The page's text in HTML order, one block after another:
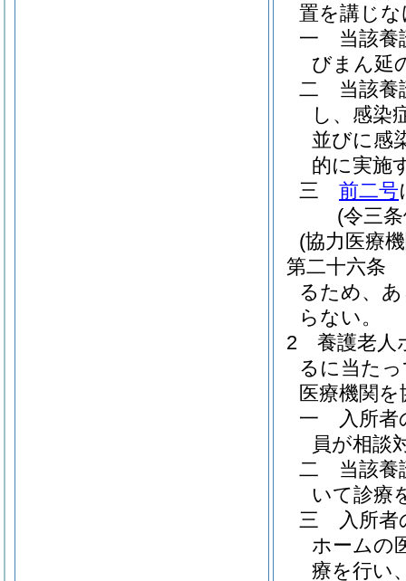
置を講じ
一
当該
びまん延
二
当該
し、感染
並びに感
的に実施
三
前二号
(令三
(協力医療
第二十六条
るため、
らない。
2
養護老人
るに当た
医療機関
一
入所
員が相談
二
当該
いて診療
三
入所
ホームの
療を行い